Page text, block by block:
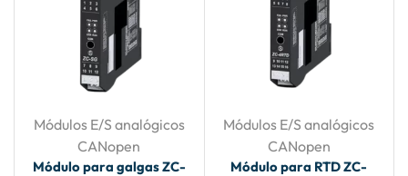
Módulos E/S analógicos
CANopen
Módulo para galgas ZC-
Módulos E/S analógicos
CANopen
Módulo para RTD ZC-